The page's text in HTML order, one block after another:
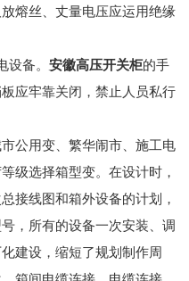
熔丝、丈量电压应运用绝缘
设备。安徽高压开关柜的手
应牢靠关闭，禁止人员私行
公用变、繁华闹市、施工电
级选择箱型变。在设计时，
接线图和箱外设备的计划，
，所有的设备一次安装、调
建设，缩短了规划制作周